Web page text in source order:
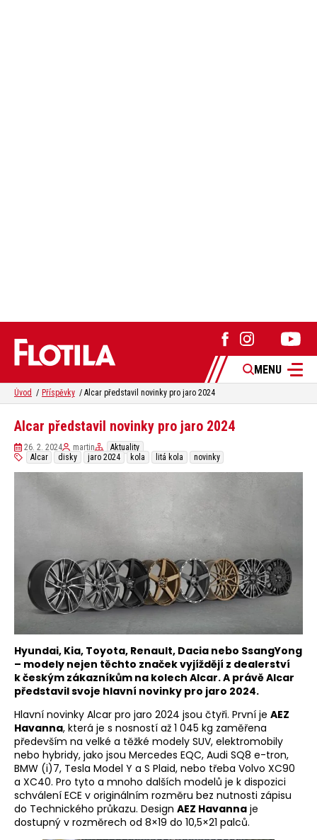
MENU
Úvod Příspěvky Alcar představil novinky pro jaro 2024
Alcar představil novinky pro jaro 2024
26. 2. 2024 martin
Aktuality
Alcar
disky jaro 2024 kola litá kola novinky
Hyundai, Kia, Toyota, Renault, Dacia nebo SsangYong
– modely nejen těchto značek vyjíždějí z dealerství
k českým zákazníkům na kolech Alcar. A právě Alcar
představil svoje hlavní novinky pro jaro 2024.
Hlavní novinky Alcar pro jaro 2024 jsou čtyři. První je AEZ
Havanna, která je s nosností až 1 045 kg zaměřena
především na velké a těžké modely SUV, elektromobily
nebo hybridy, jako jsou Mercedes EQC, Audi SQ8 e-tron,
BMW (i)7, Tesla Model Y a S Plaid, nebo třeba Volvo XC90
a XC40. Pro tyto a mnoho dalších modelů je k dispozici
schválení ECE v originálním rozměru bez nutnosti zápisu
do Technického průkazu. Design AEZ Havanna je
dostupný v rozměrech od 8×19 do 10,5×21 palců.